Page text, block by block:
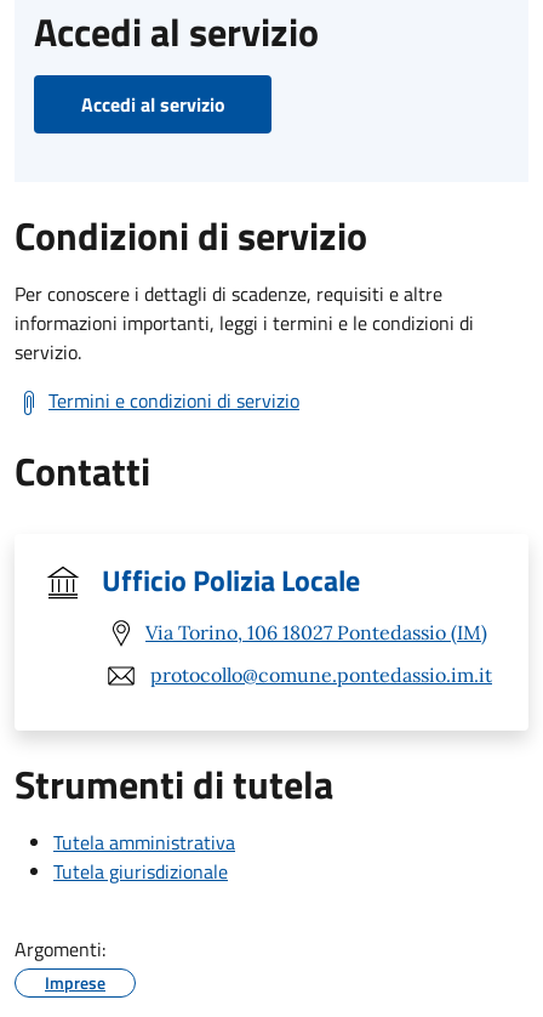
Accedi al servizio
Accedi al servizio
Condizioni di servizio
Per conoscere i dettagli di scadenze, requisiti e altre
informazioni importanti, leggi i termini e le condizioni di
servizio.
Termini e condizioni di servizio
Contatti
Ufficio Polizia Locale
Via Torino, 106 18027 Pontedassio (IM)
protocollo@comune.pontedassio.im.it
Strumenti di tutela
Tutela amministrativa
Tutela giurisdizionale
Argomenti:
Imprese